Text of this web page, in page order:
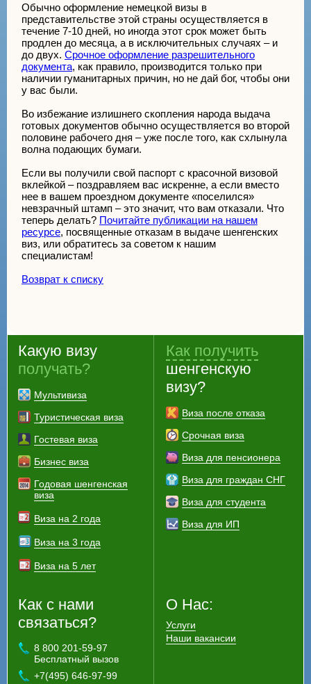
Обычно оформление немецкой визы в
представительстве этой страны осуществляется в
течение 7-10 дней, но иногда этот срок может быть
продлен до месяца, а в исключительных случаях – и
до двух. Срочное оформление разрешительного
документа, как правило, производится только при
наличии гуманитарных причин, но не дай бог, чтобы они
у вас были.
Во избежание излишнего скопления народа выдача
готовых документов обычно осуществляется во второй
половине рабочего дня – уже после того, как схлынула
волна подающих бумаги.
Если вы получили свой паспорт с красочной визовой
вклейкой – поздравляем вас искренне, а если вместо
нее в вашем проездном документе «поселился»
невзрачный штамп – это значит, что вам отказали. Что
теперь делать? Почитайте публикации на нашем
ресурсе, посвященные отказам в выдаче шенгенских
виз, или обратитесь за советом к нашим
специалистам!
Возврат к списку
Какую визу
получать?
Мультивиза
Туристическая виза
Гостевая виза
Бизнес виза
Годовая шенгенская
виза
Виза на 2 года
Виза на 3 года
Виза на 5 лет
Как получить
шенгенскую
визу?
Виза после отказа
Срочная виза
Виза для пенсионера
Виза для граждан СНГ
Виза для студента
Виза для ИП
Как с нами
связаться?
8 800 201-59-97
Бесплатный вызов
+7(495) 646-97-99
О Нас:
Услуги
Наши вакансии